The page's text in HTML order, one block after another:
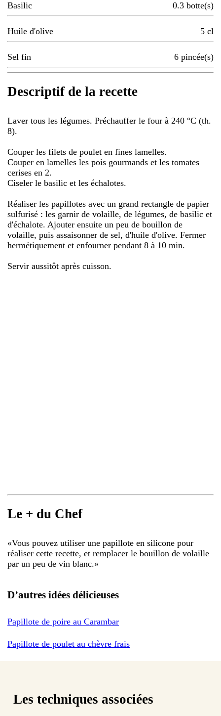
Basilic 0.3 botte(s)
Huile d'olive 5 cl
Sel fin 6 pincée(s)
Descriptif de la recette
Laver tous les légumes. Préchauffer le four à 240 °C (th.
8).
Couper les filets de poulet en fines lamelles.
Couper en lamelles les pois gourmands et les tomates
cerises en 2.
Ciseler le basilic et les échalotes.
Réaliser les papillotes avec un grand rectangle de papier
sulfurisé : les garnir de volaille, de légumes, de basilic et
d'échalote. Ajouter ensuite un peu de bouillon de
volaille, puis assaisonner de sel, d'huile d'olive. Fermer
hermétiquement et enfourner pendant 8 à 10 min.
Servir aussitôt après cuisson.
Le + du Chef
«Vous pouvez utiliser une papillote en silicone pour
réaliser cette recette, et remplacer le bouillon de volaille
par un peu de vin blanc.»
D’autres idées délicieuses
Papillote de poire au Carambar
Papillote de poulet au chèvre frais
Les techniques associées